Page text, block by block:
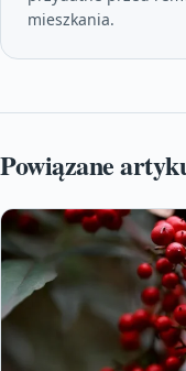
mieszkania.
Powiązane